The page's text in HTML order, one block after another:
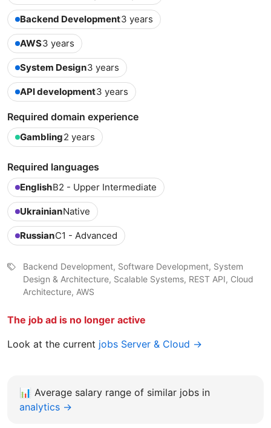
Backend Development3 years
AWS3 years
System Design3 years
API development3 years
Required domain experience
Gambling2 years
Required languages
EnglishB2 - Upper Intermediate
UkrainianNative
RussianC1 - Advanced
Backend Development, Software Development, System
Design & Architecture, Scalable Systems, REST API, Cloud
Architecture, AWS
The job ad is no longer active
Look at the current jobs Server & Cloud →
📊 Average salary range of similar jobs in
analytics →